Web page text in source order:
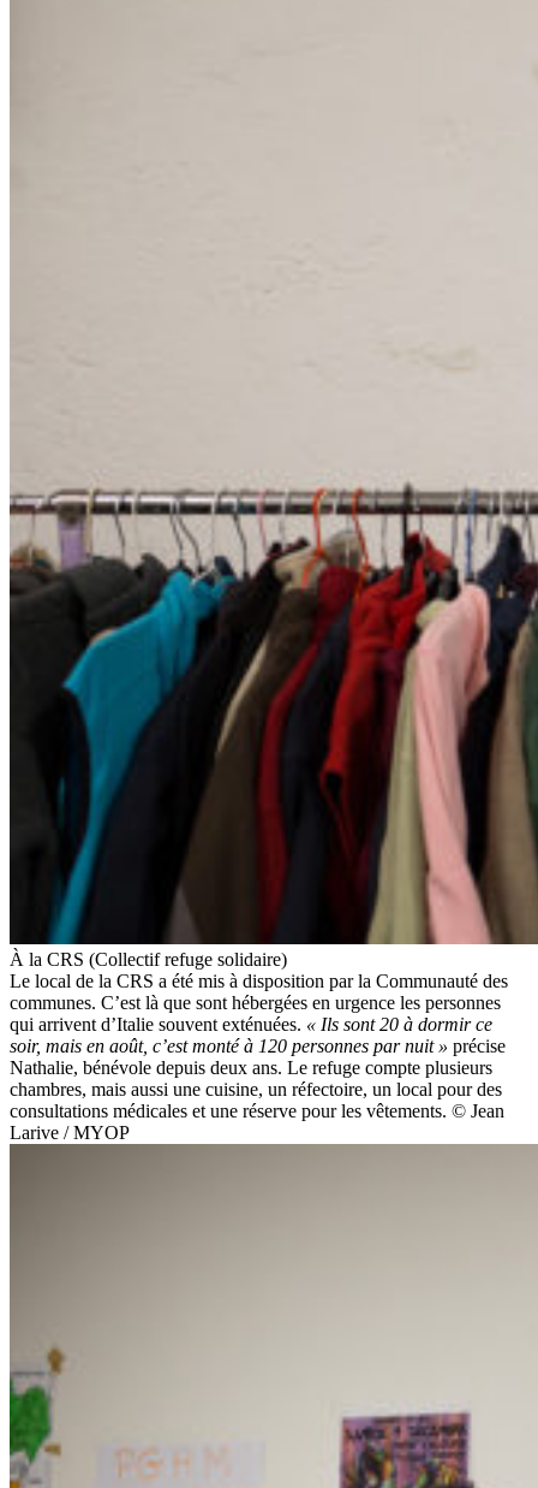
À la CRS (Collectif refuge solidaire)
Le local de la CRS a été mis à disposition par la Communauté des
communes. C’est là que sont hébergées en urgence les personnes
qui arrivent d’Italie souvent exténuées. « Ils sont 20 à dormir ce
soir, mais en août, c’est monté à 120 personnes par nuit » précise
Nathalie, bénévole depuis deux ans. Le refuge compte plusieurs
chambres, mais aussi une cuisine, un réfectoire, un local pour des
consultations médicales et une réserve pour les vêtements. © Jean
Larive / MYOP